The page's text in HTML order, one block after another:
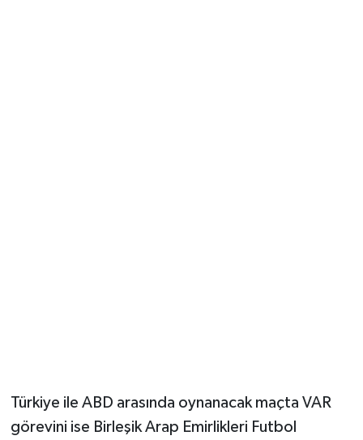
Türkiye ile ABD arasında oynanacak maçta VAR
görevini ise Birleşik Arap Emirlikleri Futbol